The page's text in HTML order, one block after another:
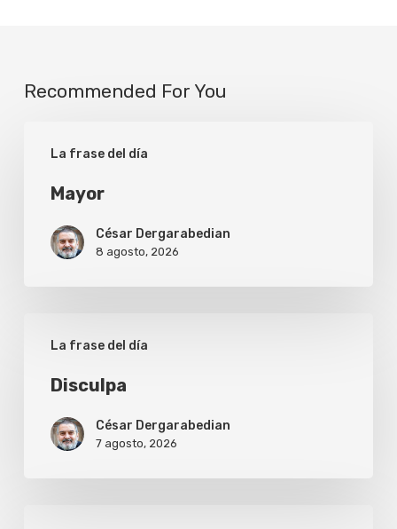
Recommended For You
La frase del día
Mayor
César Dergarabedian
8 agosto, 2026
La frase del día
Disculpa
César Dergarabedian
7 agosto, 2026